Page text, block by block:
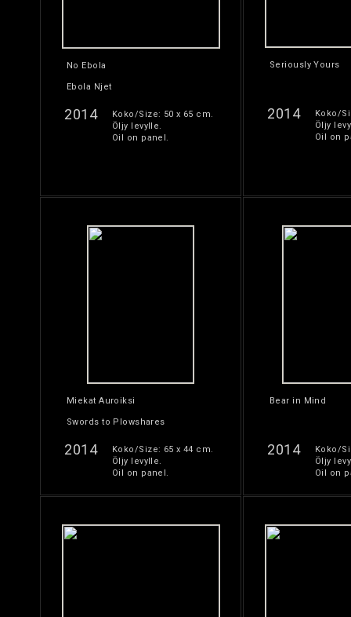
No Ebola
Ebola Njet
2014
Koko/Size: 50 x 65 cm.
Öljy levylle.
Oil on panel.
Seriously Yours
2014
Koko/
Öljy
Oil on
Miekat Auroiksi
Swords to Plowshares
2014
Koko/Size: 65 x 44 cm.
Öljy levylle.
Oil on panel.
Bear in Mind
2014
Koko/
Öljy
Oil on